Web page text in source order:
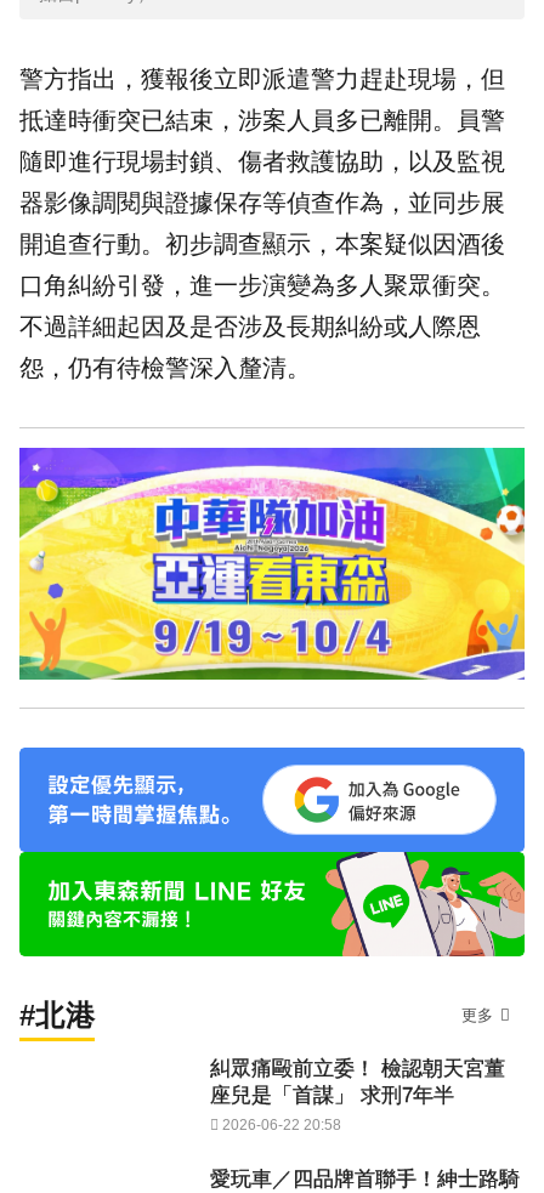
警方指出，獲報後立即派遣警力趕赴現場，但
抵達時衝突已結束，涉案人員多已離開。員警
隨即進行現場封鎖、傷者救護協助，以及監視
器影像調閱與證據保存等偵查作為，並同步展
開追查行動。初步調查顯示，本案疑似因酒後
口角糾紛引發，進一步演變為多人聚眾衝突。
不過詳細起因及是否涉及長期糾紛或人際恩
怨，仍有待檢警深入釐清。
#北港 更多
糾眾痛毆前立委！ 檢認朝天宮董
座兒是「首謀」 求刑7年半
2026-06-22 20:58
愛玩車／四品牌首聯手！紳士路騎